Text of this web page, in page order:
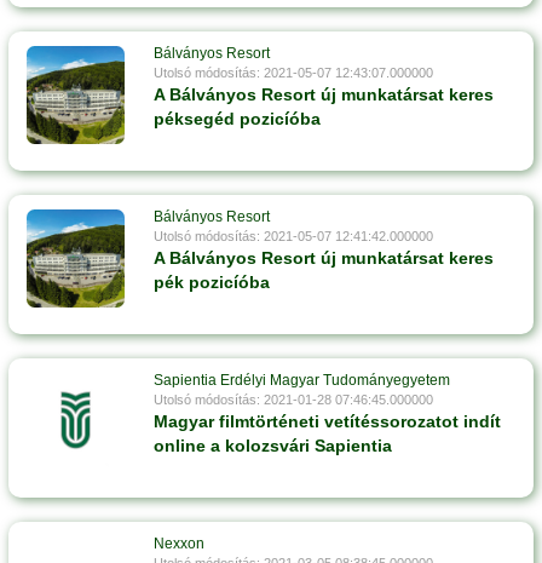
Bálványos Resort
Utolsó módosítás: 2021-05-07 12:43:07.000000
A Bálványos Resort új munkatársat keres
péksegéd pozicíóba
Bálványos Resort
Utolsó módosítás: 2021-05-07 12:41:42.000000
A Bálványos Resort új munkatársat keres
pék pozicíóba
Sapientia Erdélyi Magyar Tudományegyetem
Utolsó módosítás: 2021-01-28 07:46:45.000000
Magyar filmtörténeti vetítéssorozatot indít
online a kolozsvári Sapientia
Nexxon